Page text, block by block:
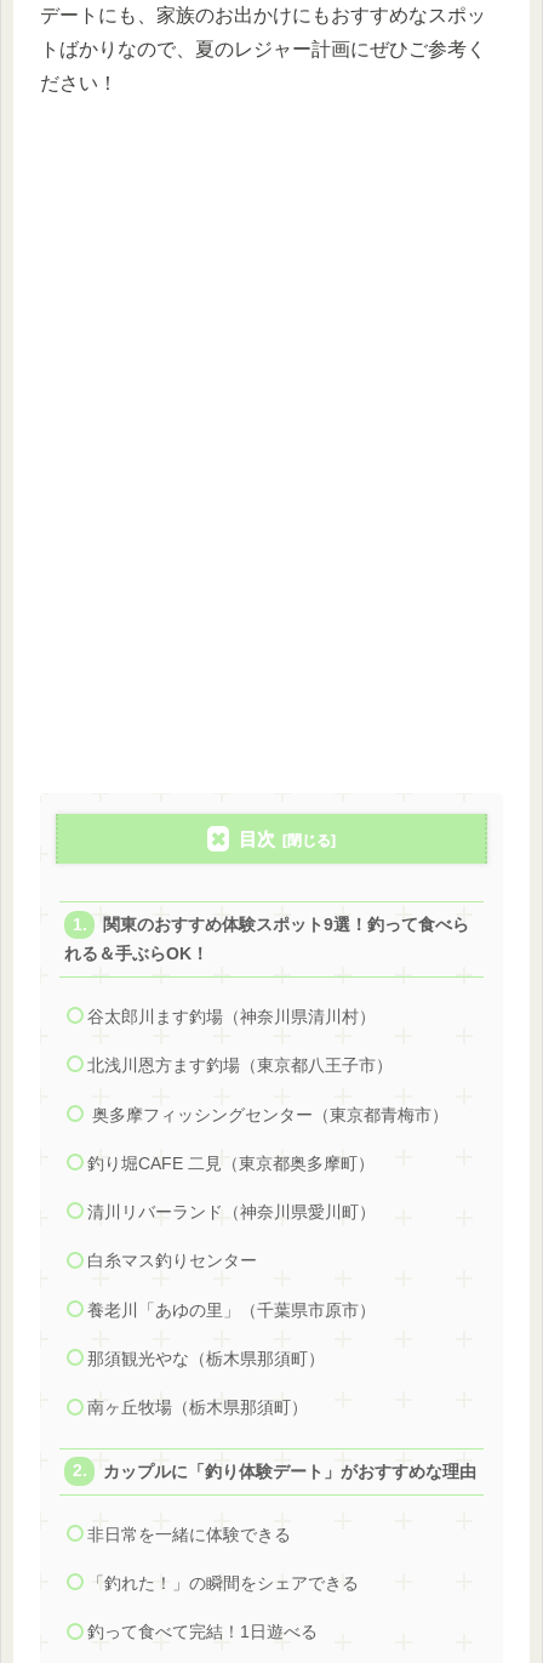
デートにも、家族のお出かけにもおすすめなスポッ
トばかりなので、夏のレジャー計画にぜひご参考く
ださい！
目次
関東のおすすめ体験スポット9選！釣って食べら
れる＆手ぶらOK！
谷太郎川ます釣場（神奈川県清川村）
北浅川恩方ます釣場（東京都八王子市）
奥多摩フィッシングセンター（東京都青梅市）
釣り堀CAFE 二見（東京都奥多摩町）
清川リバーランド（神奈川県愛川町）
白糸マス釣りセンター
養老川「あゆの里」（千葉県市原市）
那須観光やな（栃木県那須町）
南ヶ丘牧場（栃木県那須町）
カップルに「釣り体験デート」がおすすめな理由
非日常を一緒に体験できる
「釣れた！」の瞬間をシェアできる
釣って食べて完結！1日遊べる